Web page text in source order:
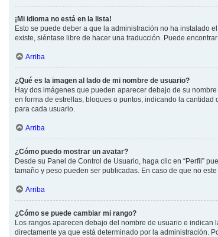
¡Mi idioma no está en la lista!
Esto se puede deber a que la administración no ha instalado
existe, siéntase libre de hacer una traducción. Puede
Arriba
¿Qué es la imagen al lado de mi nombre de usuario?
Hay dos imágenes que pueden aparecer debajo de su
en forma de estrellas, bloques o puntos, indicando la
para cada usuario.
Arriba
¿Cómo puedo mostrar un avatar?
Desde su Panel de Control de Usuario, haga clic en “Perfil”
tamaño y peso pueden ser publicadas. En caso de que no
Arriba
¿Cómo se puede cambiar mi rango?
Los rangos aparecen debajo del nombre de usuario e
directamente ya que está determinado por la administración.